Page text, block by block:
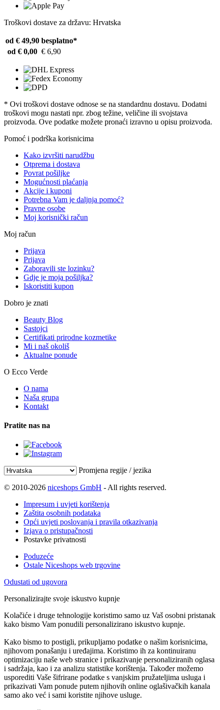
Troškovi dostave za državu: Hrvatska
od € 49,90 besplatno*
od € 0,00 € 6,90
* Ovi troškovi dostave odnose se na standardnu ​​dostavu. Dodatni
troškovi mogu nastati npr. zbog težine, veličine ili svojstava
proizvoda. Ove podatke možete pronaći izravno u opisu proizvoda.
Pomoć i podrška korisnicima
Kako izvršiti narudžbu
Otprema i dostava
Povrat pošiljke
Mogućnosti plaćanja
Akcije i kuponi
Potrebna Vam je daljnja pomoć?
Pravne osobe
Moj korisnički račun
Moj račun
Prijava
Prijava
Zaboravili ste lozinku?
Gdje je moja pošiljka?
Iskoristiti kupon
Dobro je znati
Beauty Blog
Sastojci
Certifikati prirodne kozmetike
Mi i naš okoliš
Aktualne ponude
O Ecco Verde
O nama
Naša grupa
Kontakt
Pratite nas na
Promjena regije / jezika
© 2010-2026 niceshops GmbH - All rights reserved.
Impresum i uvjeti korištenja
Zaštita osobnih podataka
Opći uvjeti poslovanja i pravila otkazivanja
Izjava o pristupačnosti
Postavke privatnosti
Poduzeće
Ostale Niceshops web trgovine
Odustati od ugovora
Personalizirajte svoje iskustvo kupnje
Kolačiće i druge tehnologije koristimo samo uz Vaš osobni pristanak
kako bismo Vam ponudili personalizirano iskustvo kupnje.
Kako bismo to postigli, prikupljamo podatke o našim korisnicima,
njihovom ponašanju i uređajima. Koristimo ih za kontinuiranu
optimizaciju naše web stranice i prikazivanje personaliziranih oglasa
i sadržaja, kao i za analizu statistike korištenja. Također možemo
usporediti Vaše šifrirane podatke s vanjskim pružateljima usluga i
prikazivati Vam ponude putem njihovih online oglašivačkih kanala
samo ako već i sami koristite njihove usluge.